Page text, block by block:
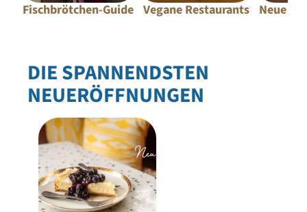
Fischbrötchen-Guide Vegane Restaurants
Neue
DIE SPANNENDSTEN
NEUERÖFFNUNGEN